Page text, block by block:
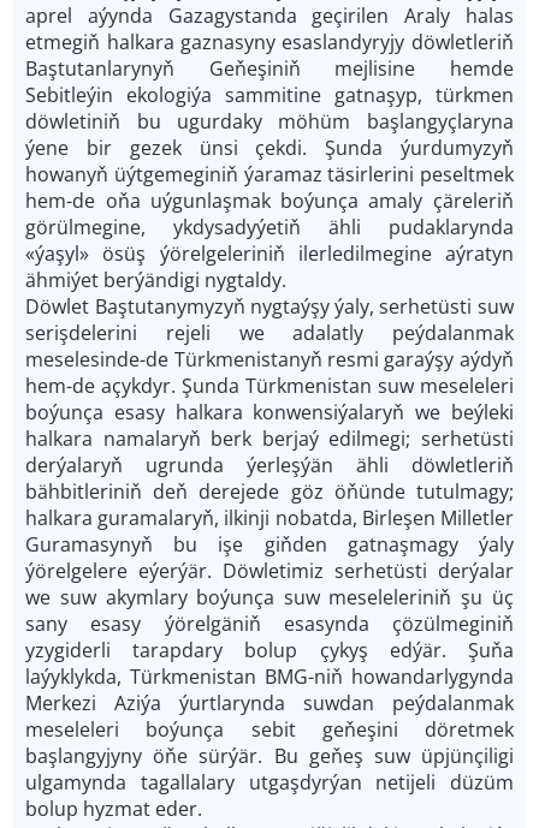
aprel aýynda Gazagystanda geçirilen Araly halas
etmegiň halkara gaznasyny esaslandyryjy döwletleriň
Baştutanlarynyň Geňeşiniň mejlisine hemde
Sebitleýin ekologiýa sammitine gatnaşyp, türkmen
döwletiniň bu ugurdaky möhüm başlangyçlaryna
ýene bir gezek ünsi çekdi. Şunda ýurdumyzyň
howanyň üýtgemeginiň ýaramaz täsirlerini peseltmek
hem-de oňa uýgunlaşmak boýunça amaly çäreleriň
görülmegine, ykdysadyýetiň ähli pudaklarynda
«ýaşyl» ösüş ýörelgeleriniň ilerledilmegine aýratyn
ähmiýet berýändigi nygtaldy.
Döwlet Baştutanymyzyň nygtaýşy ýaly, serhetüsti suw
serişdelerini rejeli we adalatly peýdalanmak
meselesinde-de Türkmenistanyň resmi garaýşy aýdyň
hem-de açykdyr. Şunda Türkmenistan suw meseleleri
boýunça esasy halkara konwensiýalaryň we beýleki
halkara namalaryň berk berjaý edilmegi; serhetüsti
derýalaryň ugrunda ýerleşýän ähli döwletleriň
bähbitleriniň deň derejede göz öňünde tutulmagy;
halkara guramalaryň, ilkinji nobatda, Birleşen Milletler
Guramasynyň bu işe giňden gatnaşmagy ýaly
ýörelgelere eýerýär. Döwletimiz serhetüsti derýalar
we suw akymlary boýunça suw meseleleriniň şu üç
sany esasy ýörelgäniň esasynda çözülmeginiň
yzygiderli tarapdary bolup çykyş edýär. Şuňa
laýyklykda, Türkmenistan BMG-niň howandarlygynda
Merkezi Aziýa ýurtlarynda suwdan peýdalanmak
meseleleri boýunça sebit geňeşini döretmek
başlangyjyny öňe sürýär. Bu geňeş suw üpjünçiligi
ulgamynda tagallalary utgaşdyrýan netijeli düzüm
bolup hyzmat eder.